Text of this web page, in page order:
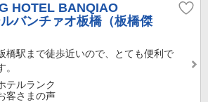
HOTEL BANQIAO
バンチァオ板橋（板橋傑
橋駅まで徒歩近いので、とても便利で
。
テルランク
客さまの声